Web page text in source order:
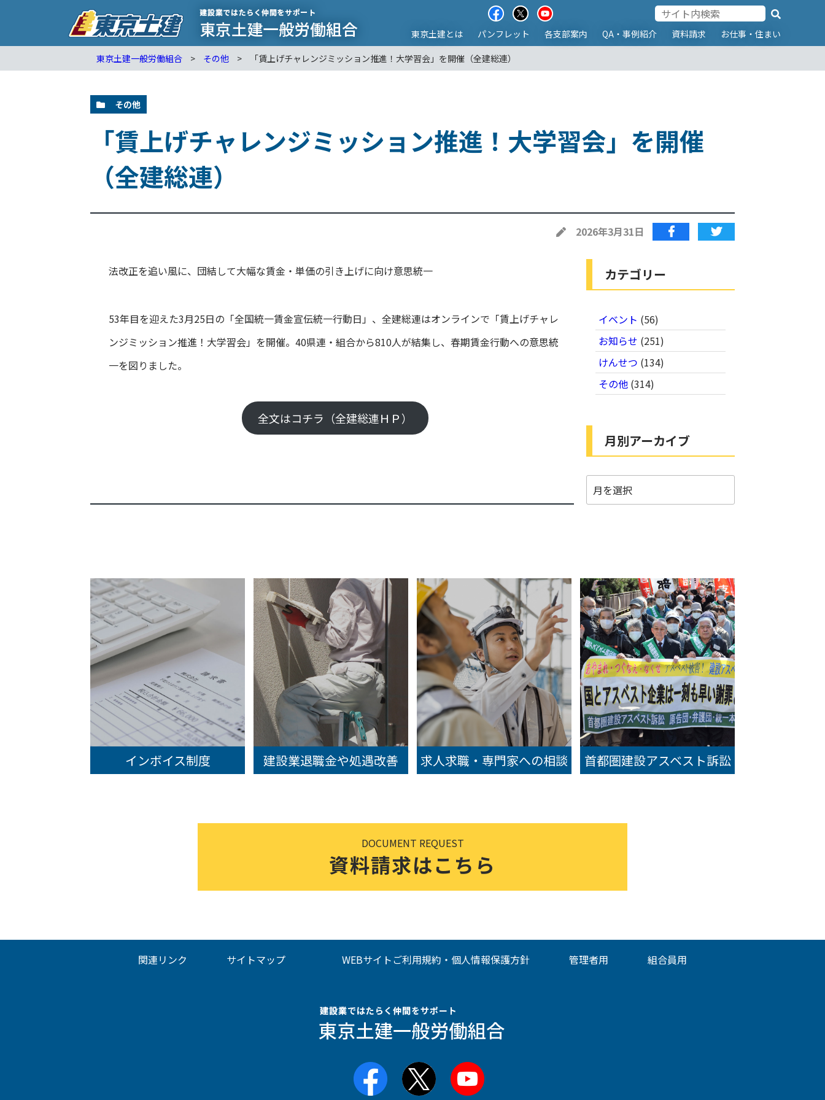
東京土建とは パンフレット 各支部案内 QA・事例紹介 資料請求
お仕事・住まい
東京土建一般労働組合
> その他 > 「賃上げチャレンジミッション推進！大学習会」を開催（全建総連）
その他
「賃上げチャレンジミッション推進！大学習会」を開催
（全建総連）
2026年3月31日
法改正を追い風に、団結して大幅な賃金・単価の引き上げに向け意思統一
53年目を迎えた3月25日の「全国統一賃金宣伝統一行動日」、全建総連はオンラインで「賃上げチャレ
ンジミッション推進！大学習会」を開催。40県連・組合から810人が結集し、春期賃金行動への意思統
一を図りました。
全文はコチラ（全建総連ＨＰ）
カテゴリー
イベント (56)
お知らせ (251)
けんせつ (134)
その他(314)
月別アーカイブ
別
インボイス制度 建設業退職金や処遇改善 求人求職・専門家への相談 首都圏建設アスベスト訴訟
DOCUMENT REQUEST
資料請求はこちら
関連リンク サイトマップ WEBサイトご利用規約・個人情報保護方針 管理者用 組合員用